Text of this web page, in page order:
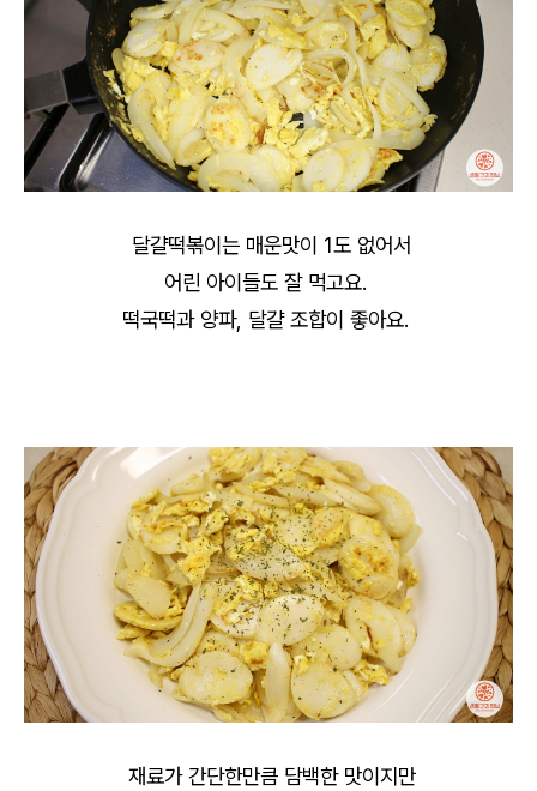
달걀떡볶이는 매운맛이 1도 없어서
어린 아이들도 잘 먹고요.
떡국떡과 양파, 달걀 조합이 좋아요.
재료가 간단한만큼 담백한 맛이지만